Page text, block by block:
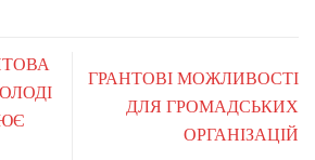
ГРАНТОВІ МОЖЛИВОСТІ
ДЛЯ ГРОМАДСЬКИХ
ОРГАНІЗАЦІЙ